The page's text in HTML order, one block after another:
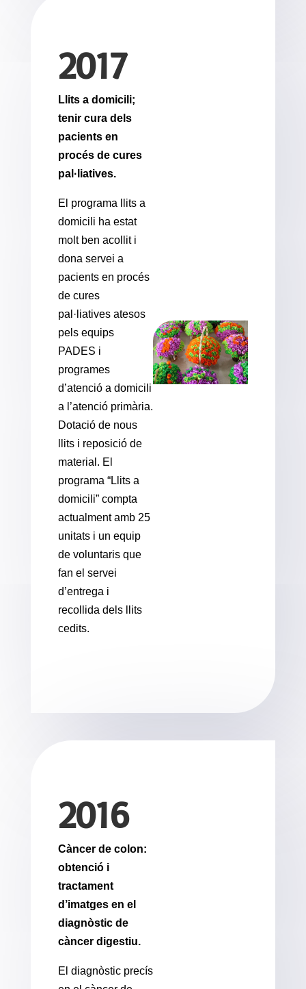
2017
Llits a domicili;
tenir cura dels
pacients en
procés de cures
pal·liatives.
El programa llits a
domicili ha estat
molt ben acollit i
dona servei a
pacients en procés
de cures
pal·liatives atesos
pels equips
PADES i
programes
d’atenció a domicili
a l’atenció primària.
Dotació de nous
llits i reposició de
material. El
programa “Llits a
domicili” compta
actualment amb 25
unitats i un equip
de voluntaris que
fan el servei
d’entrega i
recollida dels llits
cedits.
2016
Càncer de colon:
obtenció i
tractament
d’imatges en el
diagnòstic de
càncer digestiu.
El diagnòstic precís